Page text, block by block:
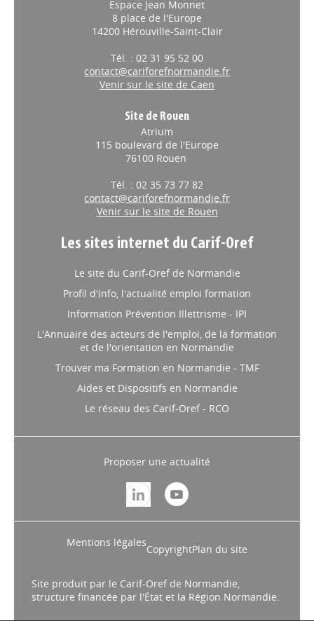
Espace Jean Monnet
8 place de l'Europe
14200 Hérouville-Saint-Clair
Tél. : 02 31 95 52 00
contact@cariforefnormandie.fr
Venir sur le site de Caen
Site de Rouen
Atrium
115 boulevard de l'Europe
76100 Rouen
Tél. : 02 35 73 77 82
contact@cariforefnormandie.fr
Venir sur le site de Rouen
Les sites internet du Carif-Oref
Le site du Carif-Oref de Normandie
Profil d'info, l'actualité emploi formation
Information Prévention Illettrisme - IPI
L'Annuaire des acteurs de l'emploi, de la formation
et de l'orientation en Normandie
Trouver ma Formation en Normandie - TMF
Aides et Dispositifs en Normandie
Le réseau des Carif-Oref - RCO
Proposer une actualité
Mentions légales
CopyrightPlan du site
Site produit par le Carif-Oref de Normandie,
structure financée par l'État et la Région Normandie.